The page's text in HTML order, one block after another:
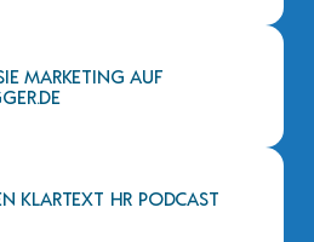
MARKETING AUF
KLARTEXT HR PODCAST